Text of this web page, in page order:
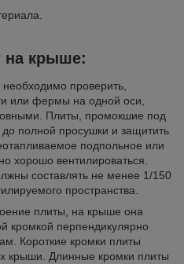
крыше:
проверить,
или фермы на одной оси,
Плиты, промокшие под
полной просушки и защитить
подпольное или
хорошо вентилироваться.
составлять не менее 1/150
пространства.
плиты, на крыше она
кромкой перпендикулярно
Короткие кромки плиты
крыши. Длинные кромки плиты